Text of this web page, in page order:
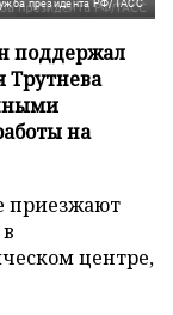
президента РФ/ТАСС
поддержал
на
приезжают
центре,